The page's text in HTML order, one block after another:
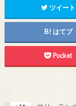
ツイート
はてブ
Pocket